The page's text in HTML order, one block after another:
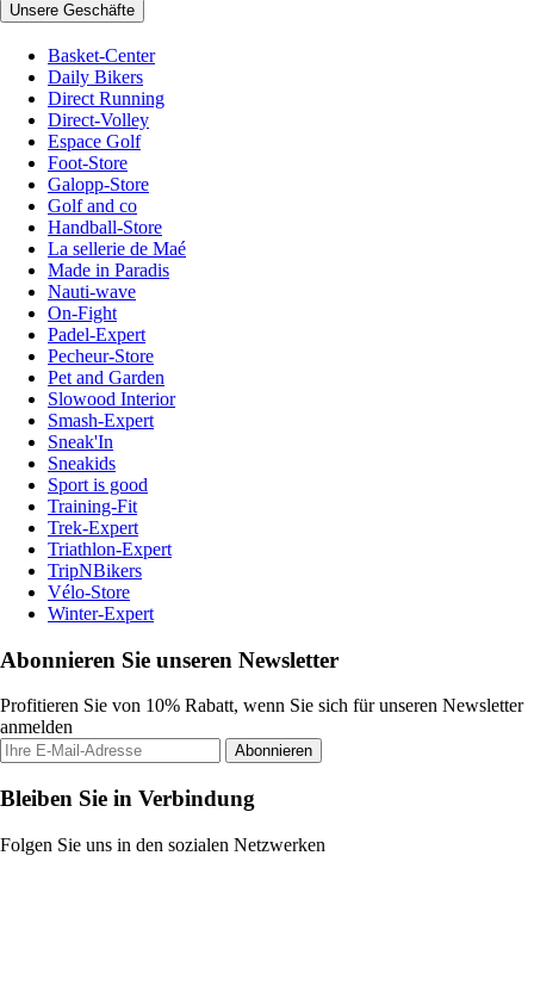
Unsere Geschäfte
Basket-Center
Daily Bikers
Direct Running
Direct-Volley
Espace Golf
Foot-Store
Galopp-Store
Golf and co
Handball-Store
La sellerie de Maé
Made in Paradis
Nauti-wave
On-Fight
Padel-Expert
Pecheur-Store
Pet and Garden
Slowood Interior
Smash-Expert
Sneak'In
Sneakids
Sport is good
Training-Fit
Trek-Expert
Triathlon-Expert
TripNBikers
Vélo-Store
Winter-Expert
Abonnieren Sie unseren Newsletter
Profitieren Sie von 10% Rabatt, wenn Sie sich für unseren Newsletter
anmelden
Abonnieren
Bleiben Sie in Verbindung
Folgen Sie uns in den sozialen Netzwerken